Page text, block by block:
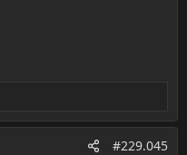
#229.045